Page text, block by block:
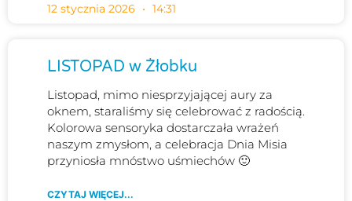
12 stycznia 2026 14:31
LISTOPAD w Żłobku
Listopad, mimo niesprzyjającej aury za
oknem, staraliśmy się celebrować z radością.
Kolorowa sensoryka dostarczała wrażeń
naszym zmysłom, a celebracja Dnia Misia
przyniosła mnóstwo uśmiechów 🙂
CZYTAJ WIĘCEJ...